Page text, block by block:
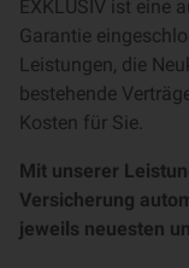
EXKLUSIV ist eine
Garantie
Leistungen, die
bestehende
Kosten für Sie.
Mit unserer
Versicherung
jeweils neuesten